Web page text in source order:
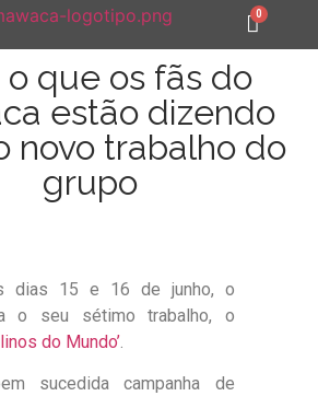
o que os fãs do
estão dizendo
novo trabalho do
grupo
dias 15 e 16 de junho, o
o seu sétimo trabalho, o
do Mundo’.
sucedida campanha de